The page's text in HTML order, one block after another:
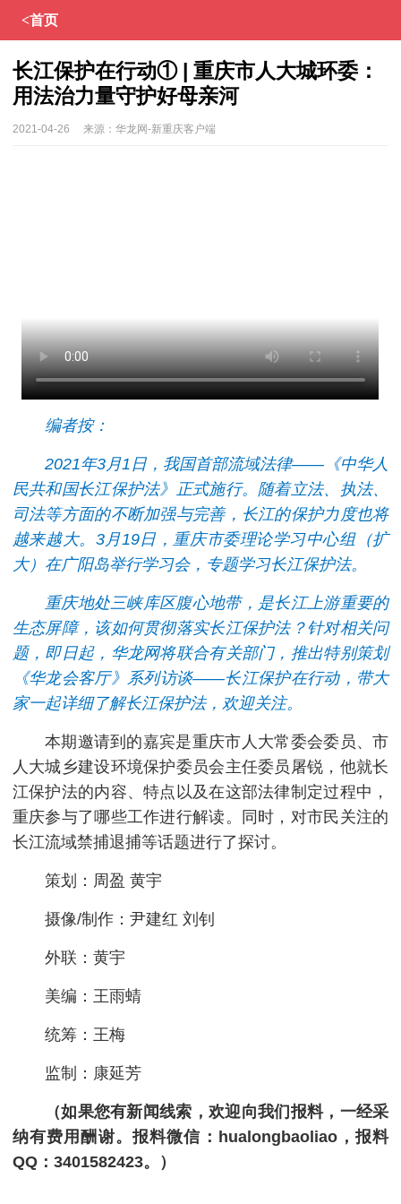
<首页
长江保护在行动① | 重庆市人大城环委：
用法治力量守护好母亲河
来源： 华龙网-新重庆客户端
2021-04-26
编者按：
2021年3月1日，我国首部流域法律——《中华人
民共和国长江保护法》正式施行。随着立法、执法、
司法等方面的不断加强与完善，长江的保护力度也将
越来越大。3月19日，重庆市委理论学习中心组（扩
大）在广阳岛举行学习会，专题学习长江保护法。
重庆地处三峡库区腹心地带，是长江上游重要的
生态屏障，该如何贯彻落实长江保护法？针对相关问
题，即日起，华龙网将联合有关部门，推出特别策划
《华龙会客厅》系列访谈——长江保护在行动，带大
家一起详细了解长江保护法，欢迎关注。
本期邀请到的嘉宾是重庆市人大常委会委员、市
人大城乡建设环境保护委员会主任委员屠锐，他就长
江保护法的内容、特点以及在这部法律制定过程中，
重庆参与了哪些工作进行解读。同时，对市民关注的
长江流域禁捕退捕等话题进行了探讨。
策划：周盈 黄宇
摄像/制作：尹建红 刘钊
外联：黄宇
美编：王雨蜻
统筹：王梅
监制：康延芳
（如果您有新闻线索，欢迎向我们报料，一经采
纳有费用酬谢。报料微信：hualongbaoliao，报料
QQ：3401582423。）